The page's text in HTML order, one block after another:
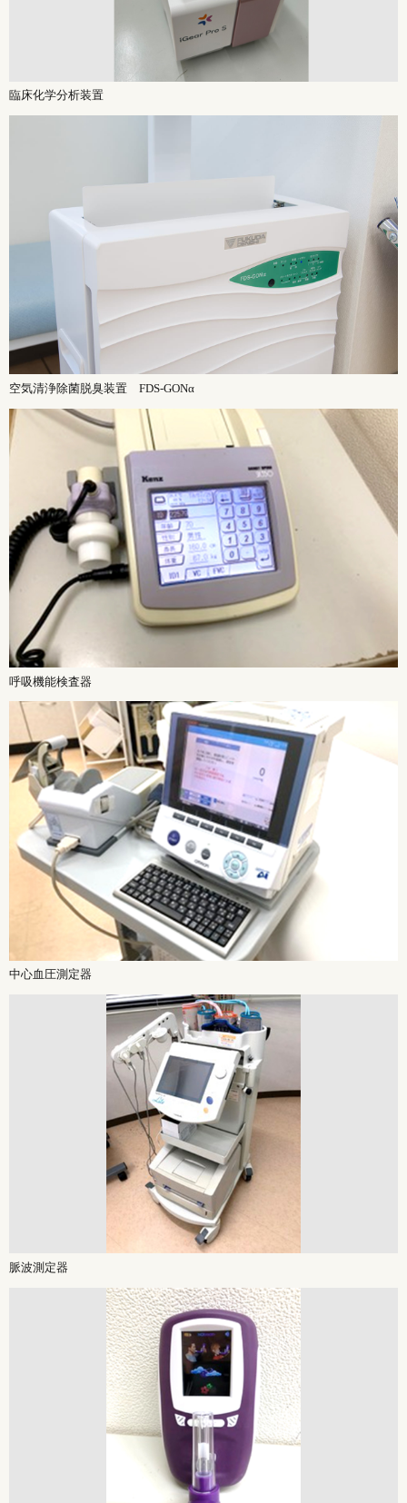
臨床化学分析装置
空気清浄除菌脱臭装置 FDS-GONα
呼吸機能検査器
中心血圧測定器
脈波測定器